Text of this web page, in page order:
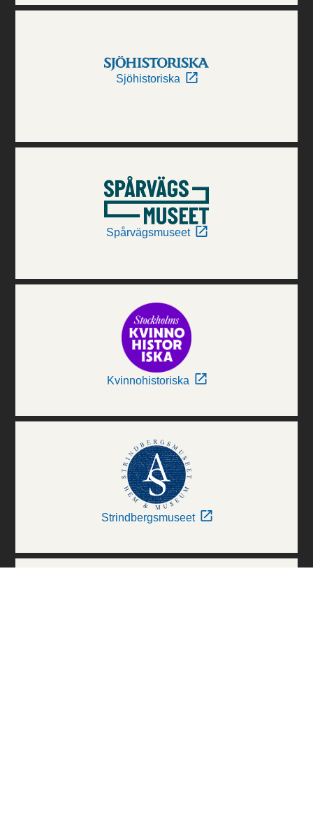
Sjöhistoriska
Spårvägsmuseet
Kvinnohistoriska
Strindbergsmuseet